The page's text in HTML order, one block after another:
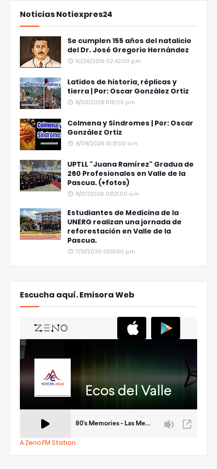
Noticias Notiexpres24
Se cumplen 155 años del natalicio
del Dr. José Gregorio Hernández
10/26/2019 02:42:00 p.m.
Latidos de historia, réplicas y
tierra | Por: Oscar González Ortiz
8/03/2026 11:16:00 p.m.
Colmena y Síndromes | Por: Oscar
González Ortiz
8/08/2026 10:21:00 a.m.
UPTLL "Juana Ramírez" Gradua de
260 Profesionales en Valle de la
Pascua. (+fotos)
8/07/2026 08:21:00 a.m.
Estudiantes de Medicina de la
UNERG realizan una jornada de
reforestación en Valle de la
Pascua.
7/31/2026 05:15:00 p.m.
Escucha aquí. Emisora Web
A Zeno.FM Station